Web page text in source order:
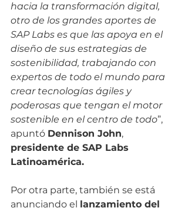
hacia la transformación digital,
otro de los grandes aportes de
SAP Labs es que las apoya en el
diseño de sus estrategias de
sostenibilidad, trabajando con
expertos de todo el mundo para
crear tecnologías ágiles y
poderosas que tengan el motor
sostenible en el centro de todo”,
apuntó Dennison John,
presidente de SAP Labs
Latinoamérica.
Por otra parte, también se está
anunciando el lanzamiento del